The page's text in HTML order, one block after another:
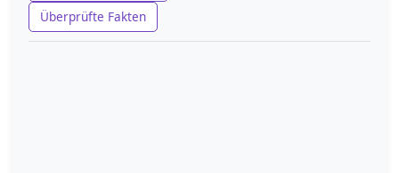
Überprüfte Fakten